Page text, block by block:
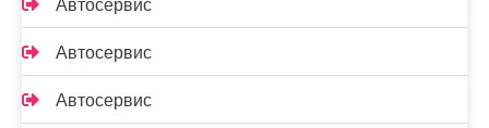
Автосервис
Автосервис
Автосервис